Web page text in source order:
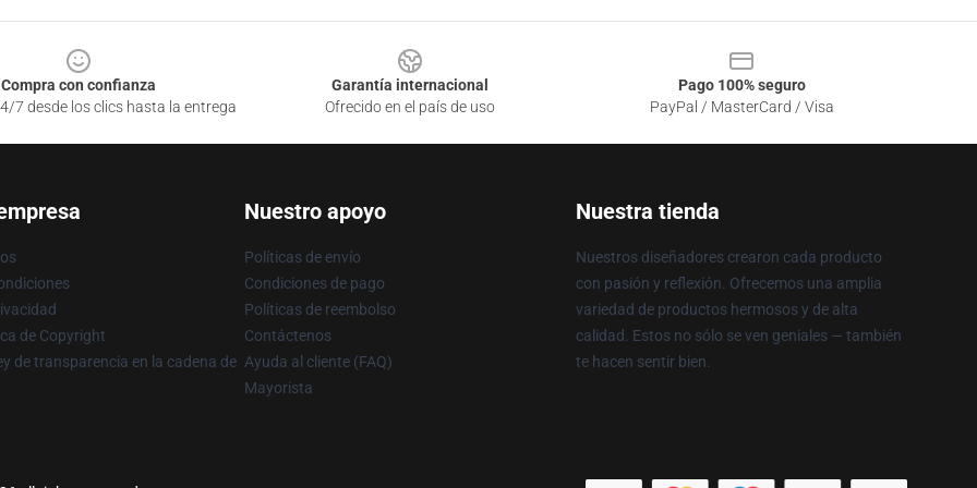
Compra con confianza
7 desde los clics hasta la entrega
Garantía internacional
Ofrecido en el país de uso
Pago 100% seguro
PayPal / MasterCard / Visa
de Copyright
de transparencia en la cadena de
Nuestro apoyo
Políticas de envío
Condiciones de pago
Políticas de reembolso
Contáctenos
Ayuda al cliente (FAQ)
Mayorista
Nuestra tienda
Nuestros diseñadores crearon cada producto
con pasión y reflexión. Ofrecemos una amplia
variedad de productos hermosos y de alta
calidad. Estos no sólo se ven geniales — también
te hacen sentir bien.